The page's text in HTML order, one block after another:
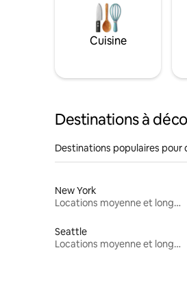
Cuisine
Destinations à
Destinations populaires pour
New York
Locations moyenne et longue durée
Seattle
Locations moyenne et longue durée